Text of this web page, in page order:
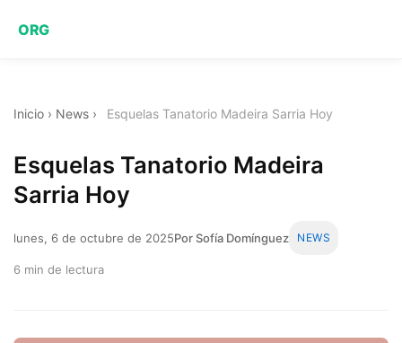
ORG
Inicio › News › Esquelas Tanatorio Madeira Sarria Hoy
Esquelas Tanatorio Madeira
Sarria Hoy
lunes, 6 de octubre de 2025Por Sofía Domínguez NEWS
6 min de lectura